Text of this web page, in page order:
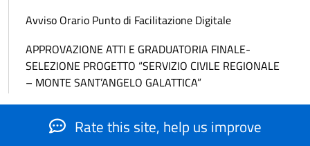
Avviso Orario Punto di Facilitazione Digitale
APPROVAZIONE ATTI E GRADUATORIA FINALE-
SELEZIONE PROGETTO “SERVIZIO CIVILE REGIONALE
– MONTE SANT’ANGELO GALATTICA”
Rate this site, help us improve